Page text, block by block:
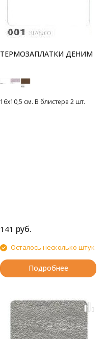
ТЕРМОЗАПЛАТКИ ДЕНИМ
16х10,5 см. В блистере 2 шт.
141 руб.
Осталось несколько штук
Подробнее